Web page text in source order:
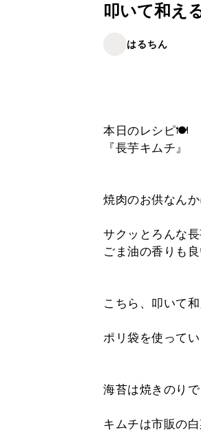
叩いて和え
はるちん
本日のレシピ🍽
『長芋キムチ』
焼肉のお供なん
サクッとろんな長
ごま油の香りも
こちら、叩いて
ポリ袋を使って
海苔は焼きのり
キムチは市販の